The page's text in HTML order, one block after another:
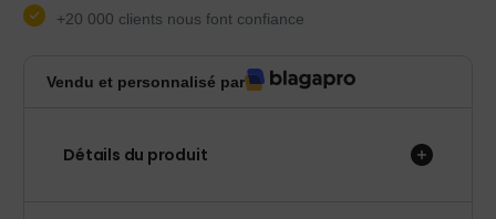
+20 000 clients nous font confiance
Vendu et personnalisé par
Détails du produit